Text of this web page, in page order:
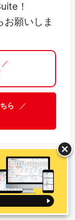
！
お願いしま
／
ら ／
入したのか
入事例集
ドできま